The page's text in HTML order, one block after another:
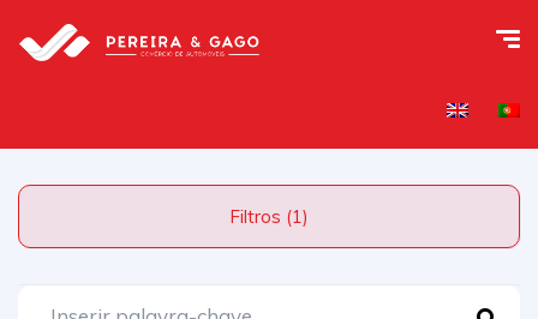
Filtros (1)